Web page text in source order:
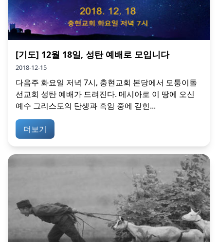
[기도] 12월 18일, 성탄 예배로 모입니다
2018-12-15
다음주 화요일 저녁 7시, 충현교회 본당에서 모퉁이돌
선교회 성탄 예배가 드려진다. 메시아로 이 땅에 오신
예수 그리스도의 탄생과 흑암 중에 갇힌...
더보기